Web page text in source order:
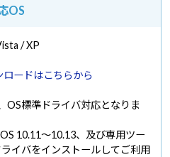
OS
/ XP
ードはこちらから
標準ドライバ対応となりま
10.11～10.13、及び専用ツー
イバをインストールしてご利用